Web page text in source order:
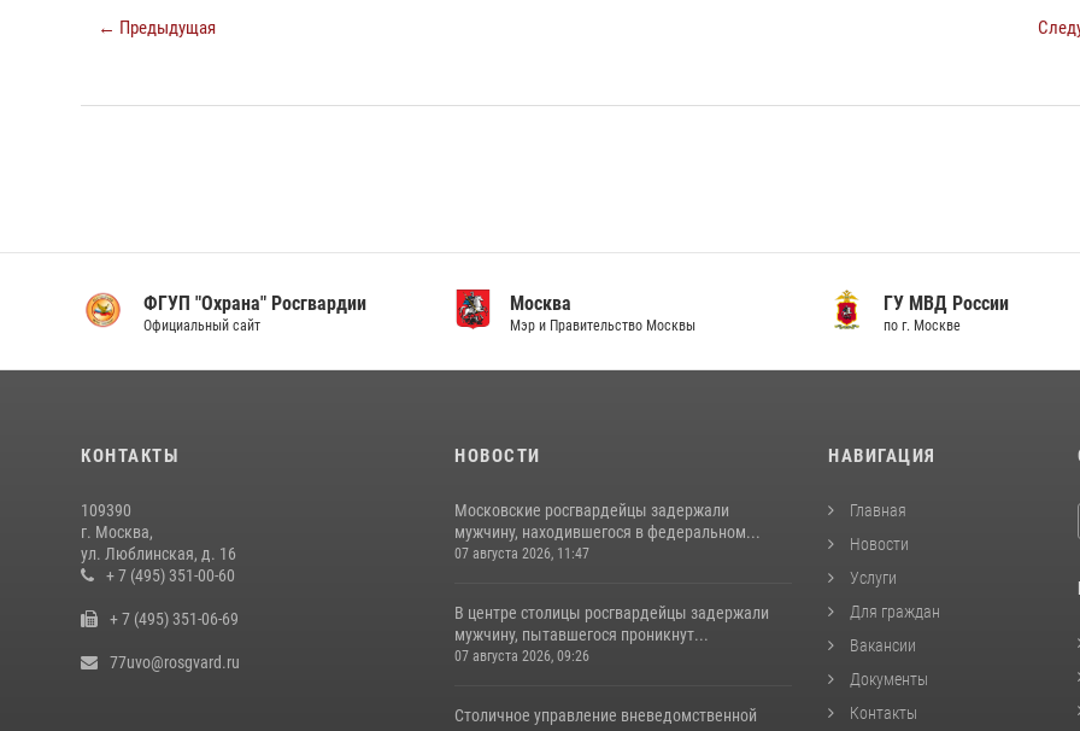
← Предыдущая
ФГУП "Охрана" Росгвардии
Официальный сайт
Москва
Мэр и Правительство Москвы
ГУ МВД России
по г. Москве
КОНТАКТЫ
109390
г. Москва,
ул. Люблинская, д. 16
+ 7 (495) 351-00-60
+ 7 (495) 351-06-69
77uvo@rosgvard.ru
НОВОСТИ
Московские росгвардейцы задержали
мужчину, находившегося в федеральном...
07 августа 2026, 11:47
В центре столицы росгвардейцы задержали
мужчину, пытавшегося проникнут...
07 августа 2026, 09:26
Столичное управление вневедомственной
НАВИГАЦИЯ
Главная
Новости
Услуги
Для граждан
Вакансии
Документы
Контакты